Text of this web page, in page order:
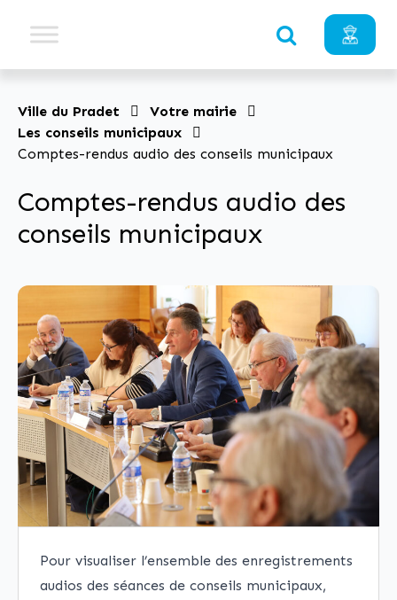
Ville du Pradet
Votre mairie
Les conseils municipaux
Comptes-rendus audio des conseils municipaux
Comptes-rendus audio des
conseils municipaux
Pour visualiser l’ensemble des enregistrements
audios des séances de conseils municipaux,